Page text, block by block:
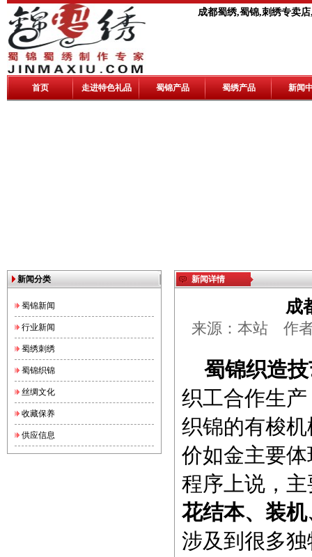
成都蜀绣,蜀锦,刺绣专卖
首页 走进特色礼品 蜀锦产品 蜀绣产品 新闻
新闻分类
蜀锦新闻
行业新闻
蜀绣刺绣
蜀锦织锦
丝绸文化
收藏保养
供应信息
新闻详情
成
来源：本站 作
蜀锦织造
织工合作生
织锦的有梭
价如金主要
程序上说，
花结本、装
涉及到很多